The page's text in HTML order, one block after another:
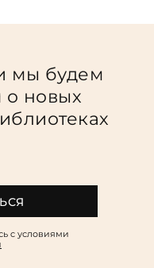
мы будем
о новых
c условиями